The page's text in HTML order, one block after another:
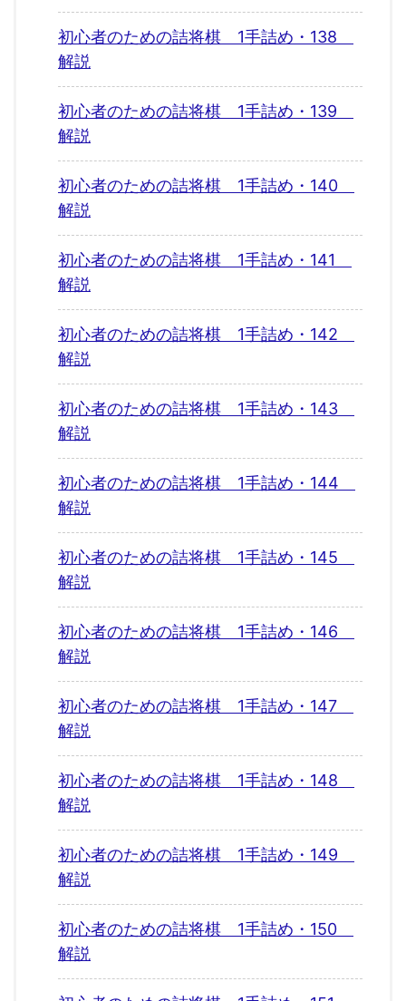
初心者のための詰将棋 1手詰め・138
解説
初心者のための詰将棋 1手詰め・139
解説
初心者のための詰将棋 1手詰め・140
解説
初心者のための詰将棋 1手詰め・141
解説
初心者のための詰将棋 1手詰め・142
解説
初心者のための詰将棋 1手詰め・143
解説
初心者のための詰将棋 1手詰め・144
解説
初心者のための詰将棋 1手詰め・145
解説
初心者のための詰将棋 1手詰め・146
解説
初心者のための詰将棋 1手詰め・147
解説
初心者のための詰将棋 1手詰め・148
解説
初心者のための詰将棋 1手詰め・149
解説
初心者のための詰将棋 1手詰め・150
解説